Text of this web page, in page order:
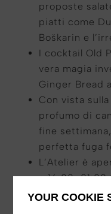
proposte
piatti come
Boškarin e
I cocktail Old
vera magia
Ginger Bread
Con vista
profumo di
fine
perfetta fuga
L’Atelier è
e
per vivere
YOUR COOKIE